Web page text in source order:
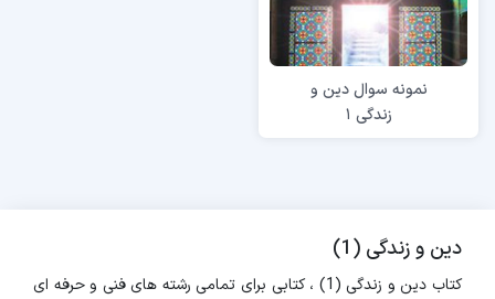
نمونه سوال دین و
زندگی ۱
دین و زندگی (1)
کتاب دین و زندگی (1) ، کتابی برای تمامی رشته های فنی و حرفه ای